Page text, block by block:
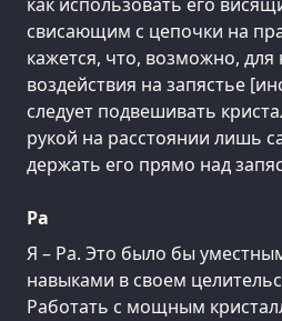
свисающим с цепочки на
кажется, что, возможно,
воздействия на запястье
следует подвешивать
рукой на расстоянии лишь
держать его прямо над
Ра
Я – Ра. Это было бы
навыками в своем
Работать с мощным